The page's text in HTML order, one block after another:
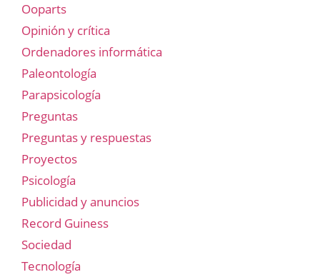
Ooparts
Opinión y crítica
Ordenadores informática
Paleontología
Parapsicología
Preguntas
Preguntas y respuestas
Proyectos
Psicología
Publicidad y anuncios
Record Guiness
Sociedad
Tecnología